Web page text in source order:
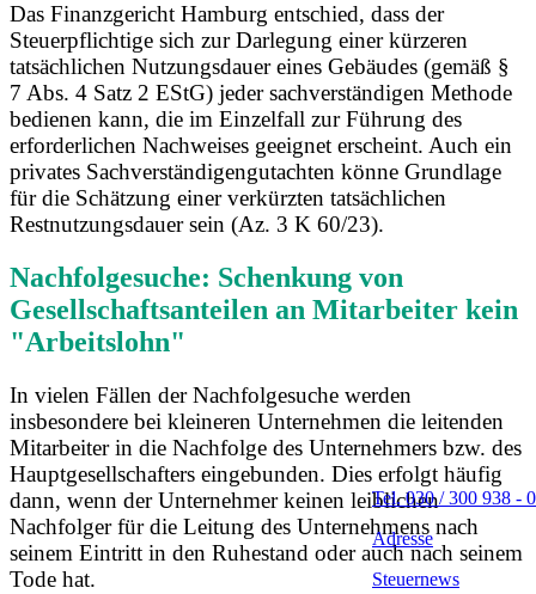
Das Finanzgericht Hamburg entschied, dass der
Steuerpflichtige sich zur Darlegung einer kürzeren
tatsächlichen Nutzungsdauer eines Gebäudes (gemäß §
7 Abs. 4 Satz 2 EStG) jeder sachverständigen Methode
bedienen kann, die im Einzelfall zur Führung des
erforderlichen Nachweises geeignet erscheint. Auch ein
privates Sachverständigengutachten könne Grundlage
für die Schätzung einer verkürzten tatsächlichen
Restnutzungsdauer sein (Az. 3 K 60/23).
Nachfolgesuche: Schenkung von
Gesellschaftsanteilen an Mitarbeiter kein
"Arbeitslohn"
In vielen Fällen der Nachfolgesuche werden
insbesondere bei kleineren Unternehmen die leitenden
Mitarbeiter in die Nachfolge des Unternehmers bzw. des
Hauptgesellschafters eingebunden. Dies erfolgt häufig
dann, wenn der Unternehmer keinen leiblichen
Nachfolger für die Leitung des Unternehmens nach
seinem Eintritt in den Ruhestand oder auch nach seinem
Tode hat.
Tel. 030 / 300 938 - 0
Adresse
Steuernews